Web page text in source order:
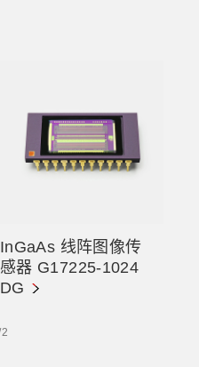
InGaAs 线阵图像传
感器 G17225-1024
DG
2